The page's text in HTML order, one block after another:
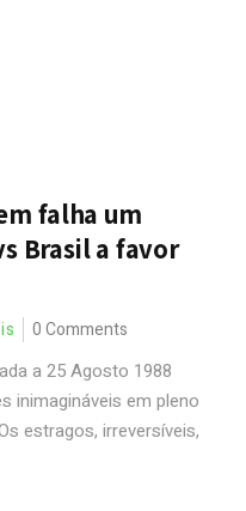
falha um
Brasil a favor
0 Comments
a 25 Agosto 1988
inimagináveis em pleno
estragos, irreversíveis,